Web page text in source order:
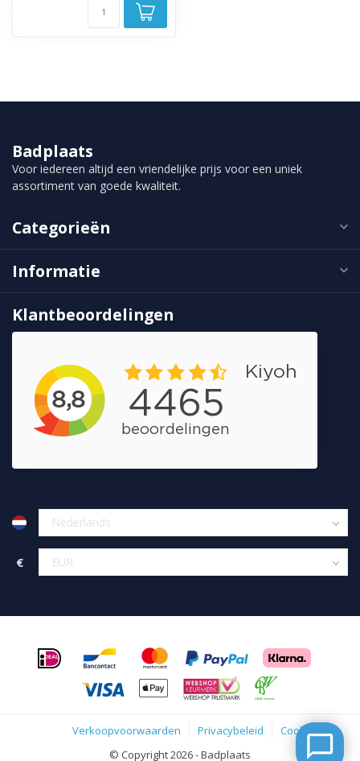
Badplaats
Voor iedereen altijd een vriendelijke prijs voor een uniek
assortiment van goede kwaliteit.
Categorieën
Informatie
Klantbeoordelingen
€
Verkoopvoorwaarden Privacybeleid
Cookies
© Copyright 2026 - Badplaats